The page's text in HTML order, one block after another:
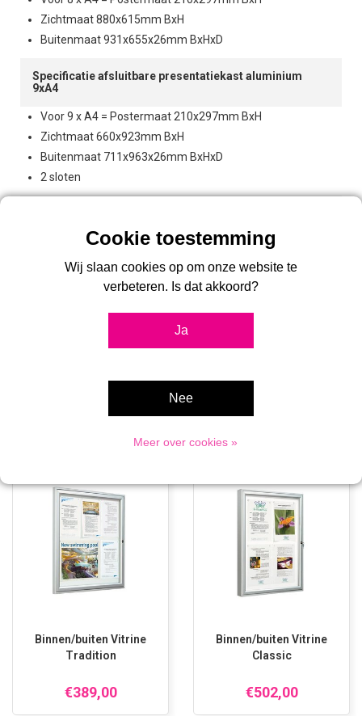
Zichtmaat 880x615mm BxH
Buitenmaat 931x655x26mm BxHxD
Specificatie afsluitbare presentatiekast aluminium
9xA4
Voor 9 x A4 = Postermaat 210x297mm BxH
Zichtmaat 660x923mm BxH
Buitenmaat 711x963x26mm BxHxD
2 sloten
Zichtmaat 880x923mm BxH
Buitenmaat 931x963x26mm BxHxD
Gerelateerde producten
Binnen/buiten Vitrine
Tradition
€389,00
Binnen/buiten Vitrine
Classic
€502,00
Wij slaan cookies op om onze website te
verbeteren. Is dat akkoord?
Ja
Nee
Meer over cookies »